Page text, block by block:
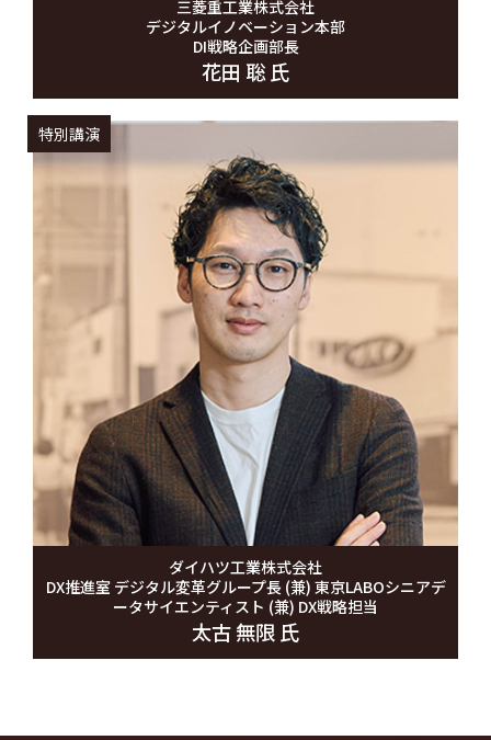
三菱重工業株式会社
デジタルイノベーション本部
DI戦略企画部長
花田 聡 氏
特別講演
ダイハツ工業株式会社
DX推進室 デジタル変革グループ長 (兼) 東京LABOシニアデ
ータサイエンティスト (兼) DX戦略担当
太古 無限 氏